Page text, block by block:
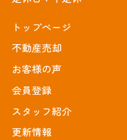
トップぺージ
不動産売却
お客様の声
会員登録
スタッフ紹介
更新情報